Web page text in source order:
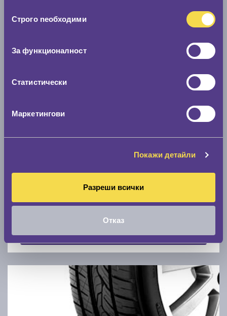
наСтрого nеобходими
За функционалност
Статистически
Маркетингови
Покажи детайли
Разреши всички
Отказ
Скоростомер при 100
Покажи гуми